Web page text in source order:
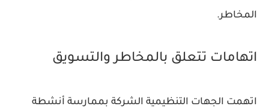
المخاطر.
اتهامات تتعلق بالمخاطر والتسويق
اتهمت الجهات التنظيمية الشركة بممارسة أنشطة